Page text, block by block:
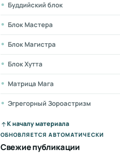
Буддийский блок
Блок Мастера
Блок Магистра
Блок Хутта
Матрица Мага
Эгрегорный Зороастризм
К началу материала
ОБНОВЛЯЕТСЯ АВТОМАТИЧЕСКИ
Свежие публикации